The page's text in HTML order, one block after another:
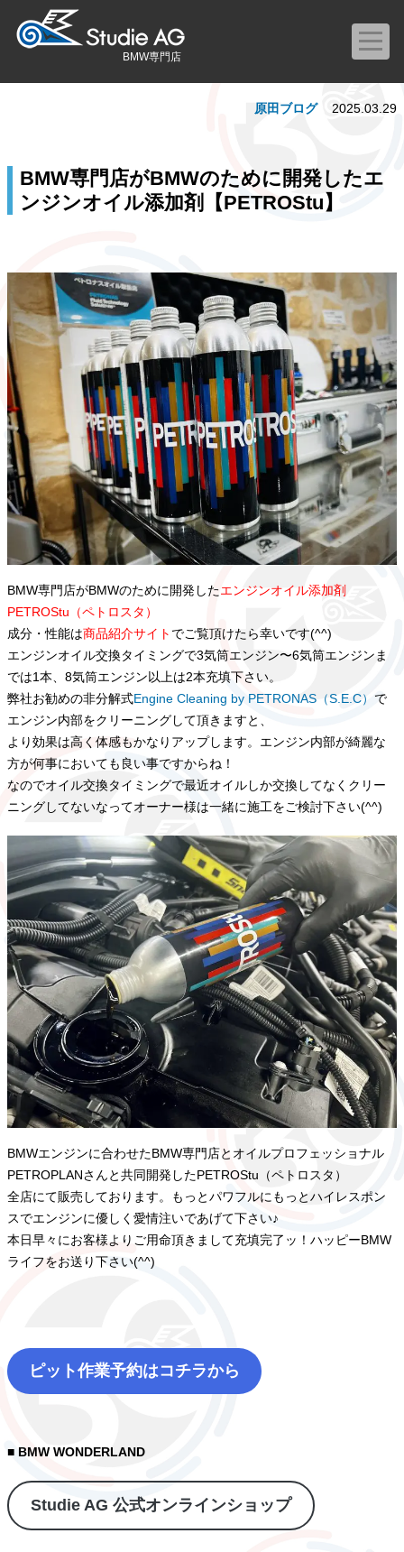
BMW専門店
BMW専門店がBMWのために開発したエ
ンジンオイル添加剤【PETROStu】
原田ブログ 2025.03.29
BMW専門店がBMWのために開発したエンジンオイル添加剤
PETROStu（ペトロスタ）
成分・性能は商品紹介サイト でご覧頂けたら幸いです(^^)
エンジンオイル交換タイミングで3気筒エンジン〜6気筒エンジンま
では1本、8気筒エンジン以上は2本充填下さい。
弊社お勧めの非分解式Engine Cleaning by PETRONAS（S.E.C） で
エンジン内部をクリーニングして頂きますと、
より効果は高く体感もかなりアップします。エンジン内部が綺麗な
方が何事においても良い事ですからね！
なのでオイル交換タイミングで最近オイルしか交換してなくクリー
ニングしてないなってオーナー様は一緒に施工をご検討下さい(^^)
BMWエンジンに合わせたBMW専門店とオイルプロフェッショナル
PETROPLANさんと共同開発したPETROStu（ペトロスタ）
全店にて販売しております。もっとパワフルにもっとハイレスポン
スでエンジンに優しく愛情注いであげて下さい♪
本日早々にお客様よりご用命頂きまして充填完了ッ！ハッピーBMW
ライフをお送り下さい(^^)
ピット作業予約はコチラから
■ BMW WONDERLAND
Studie AG 公式オンラインショップ